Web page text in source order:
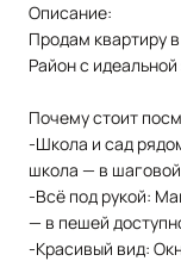
Описание:
Продам квартиру
Район с
Почему стоит
-Школа и сад
школа — в
-Всё под рукой:
— в пешей
-Красивый вид: